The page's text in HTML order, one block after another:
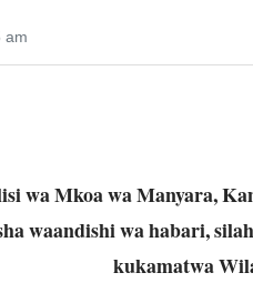
am
wa Mkoa wa Manyara,
waandishi wa habari,
kukamatwa